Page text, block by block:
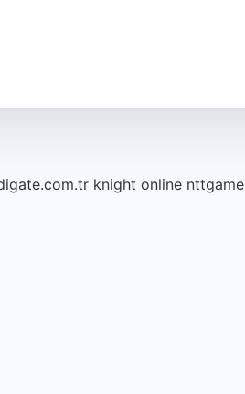
knight online nttgame